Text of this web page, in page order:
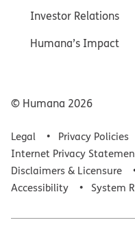
Investor Relations
Humana’s Impact
© Humana 2026
Legal
Privacy Policies
Internet Privacy
Disclaimers & Licensure
Accessibility
System